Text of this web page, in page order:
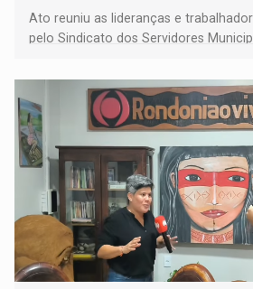
Ato reuniu as lideranças e
pelo Sindicato dos Servidores